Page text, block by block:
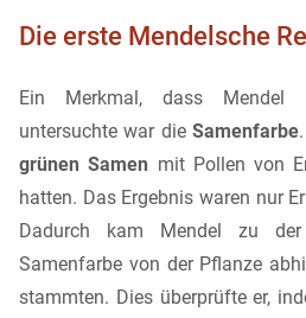
Die erste Mendelsche
Ein Merkmal, dass Mendel
untersuchte war die Samenfarbe
grünen Samen mit Pollen von
hatten. Das Ergebnis waren nur
Dadurch kam Mendel zu
Samenfarbe von der Pflanze
stammten. Dies überprüfte er,